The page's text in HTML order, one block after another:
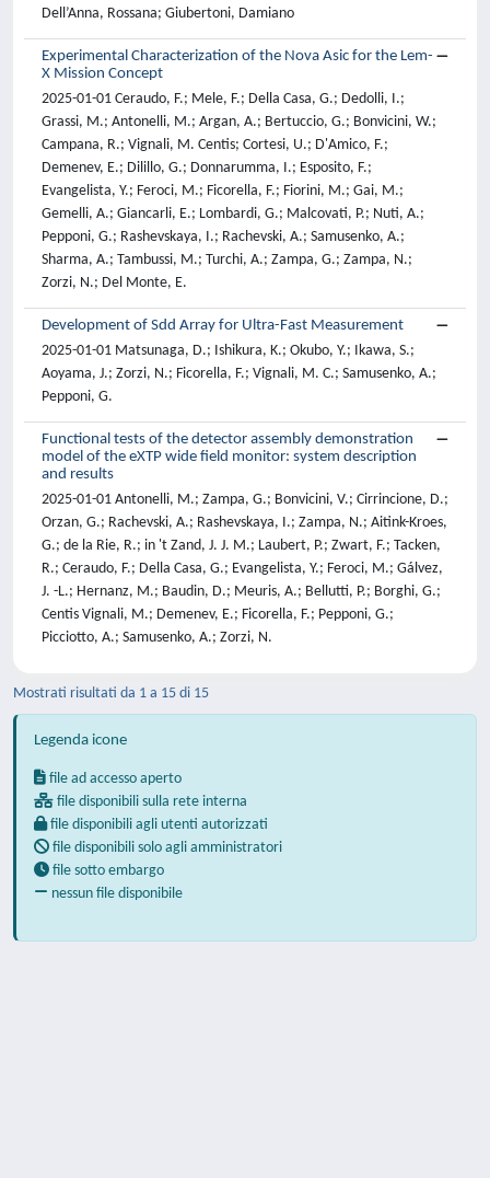
Dell’Anna, Rossana; Giubertoni, Damiano
Experimental Characterization of the Nova Asic for the Lem-
X Mission Concept
2025-01-01 Ceraudo, F.; Mele, F.; Della Casa, G.; Dedolli, I.;
Grassi, M.; Antonelli, M.; Argan, A.; Bertuccio, G.; Bonvicini, W.;
Campana, R.; Vignali, M. Centis; Cortesi, U.; D'Amico, F.;
Demenev, E.; Dilillo, G.; Donnarumma, I.; Esposito, F.;
Evangelista, Y.; Feroci, M.; Ficorella, F.; Fiorini, M.; Gai, M.;
Gemelli, A.; Giancarli, E.; Lombardi, G.; Malcovati, P.; Nuti, A.;
Pepponi, G.; Rashevskaya, I.; Rachevski, A.; Samusenko, A.;
Sharma, A.; Tambussi, M.; Turchi, A.; Zampa, G.; Zampa, N.;
Zorzi, N.; Del Monte, E.
Development of Sdd Array for Ultra-Fast Measurement
2025-01-01 Matsunaga, D.; Ishikura, K.; Okubo, Y.; Ikawa, S.;
Aoyama, J.; Zorzi, N.; Ficorella, F.; Vignali, M. C.; Samusenko, A.;
Pepponi, G.
Functional tests of the detector assembly demonstration
model of the eXTP wide field monitor: system description
and results
2025-01-01 Antonelli, M.; Zampa, G.; Bonvicini, V.; Cirrincione, D.;
Orzan, G.; Rachevski, A.; Rashevskaya, I.; Zampa, N.; Aitink-Kroes,
G.; de la Rie, R.; in 't Zand, J. J. M.; Laubert, P.; Zwart, F.; Tacken,
R.; Ceraudo, F.; Della Casa, G.; Evangelista, Y.; Feroci, M.; Gálvez,
J. -L.; Hernanz, M.; Baudin, D.; Meuris, A.; Bellutti, P.; Borghi, G.;
Centis Vignali, M.; Demenev, E.; Ficorella, F.; Pepponi, G.;
Picciotto, A.; Samusenko, A.; Zorzi, N.
Mostrati risultati da 1 a 15 di 15
Legenda icone
file ad accesso aperto
file disponibili sulla rete interna
file disponibili agli utenti autorizzati
file disponibili solo agli amministratori
file sotto embargo
nessun file disponibile